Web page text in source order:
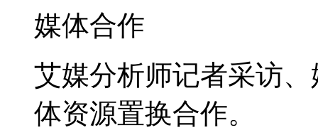
媒体合作
艾媒分析师记者采访
体资源置换合作。